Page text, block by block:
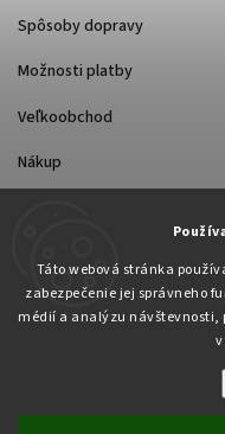
Táto webová stránka
zabezpečenie jej správneho
médií a analýzu návštevnosti,
Spôsoby dopravy
Možnosti platby
Veľkoobchod
Nákup
Copyright 2026